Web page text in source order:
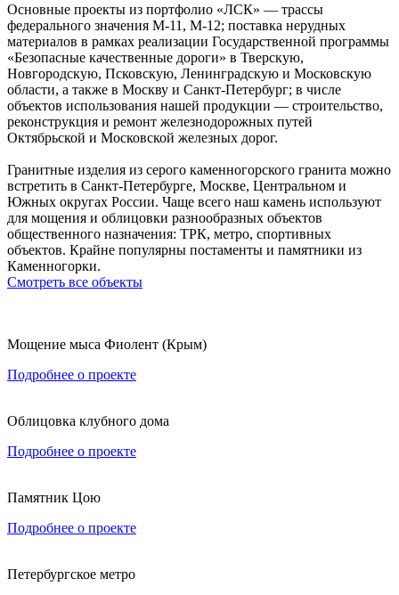
Основные проекты из портфолио «ЛСК» — трассы
федерального значения М-11, М-12; поставка нерудных
материалов в рамках реализации Государственной программы
«Безопасные качественные дороги» в Тверскую,
Новгородскую, Псковскую, Ленинградскую и Московскую
области, а также в Москву и Санкт-Петербург; в числе
объектов использования нашей продукции — строительство,
реконструкция и ремонт железнодорожных путей
Октябрьской и Московской железных дорог.
Гранитные изделия из серого каменногорского гранита можно
встретить в Санкт-Петербурге, Москве, Центральном и
Южных округах России. Чаще всего наш камень используют
для мощения и облицовки разнообразных объектов
общественного назначения: ТРК, метро, спортивных
объектов. Крайне популярны постаменты и памятники из
Каменногорки.
Смотреть все объекты
Мощение мыса Фиолент (Крым)
Подробнее о проекте
Облицовка клубного дома
Подробнее о проекте
Памятник Цою
Подробнее о проекте
Петербургское метро